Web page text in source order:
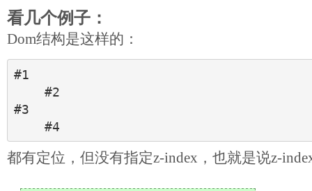
看几个例子：
Dom结构是这样的：
#1
#3
都有定位，但没有指定z-index，也就是说z-